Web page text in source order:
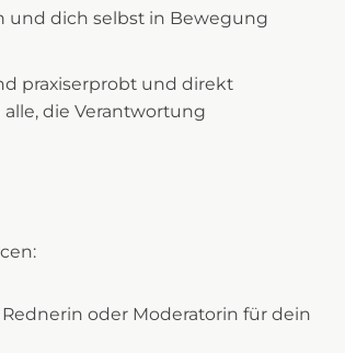
und dich selbst in Bewegung
praxiserprobt und direkt
die Verantwortung
oder Moderatorin für dein